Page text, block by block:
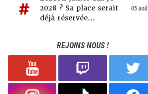
2028 ? Sa place serait
déjà réservée...
05
REJOINS NOUS !